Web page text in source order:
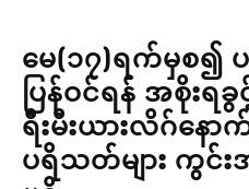
မေ(၁၇)ရက်မှစ၍
ပြန်ဝင်ရန် အစိုးရ
ရီးမီးယားလိဂ်နေ
ပရိသတ်များ ကွင်